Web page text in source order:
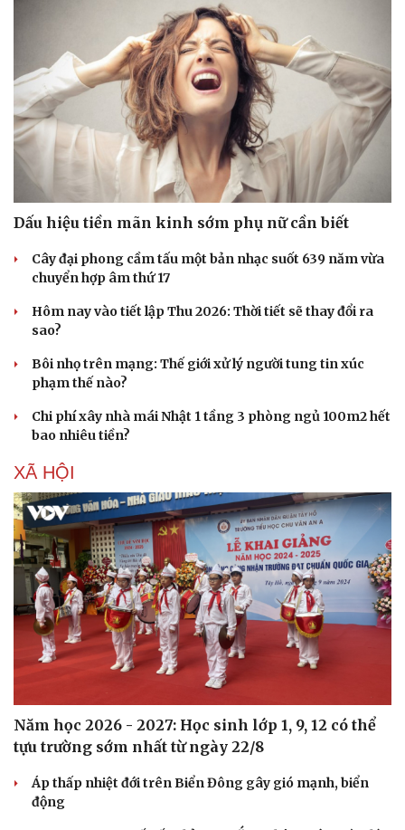
Văn hóa
Sân khấu - Điện ảnh
Văn học
Di sản
Nghệ sĩ
Dấu hiệu tiền mãn kinh sớm phụ nữ cần biết
Cây đại phong cầm tấu một bản nhạc suốt 639 năm vừa
chuyển hợp âm thứ 17
Hôm nay vào tiết lập Thu 2026: Thời tiết sẽ thay đổi ra
sao?
Bôi nhọ trên mạng: Thế giới xử lý người tung tin xúc
phạm thế nào?
Chi phí xây nhà mái Nhật 1 tầng 3 phòng ngủ 100m2 hết
bao nhiêu tiền?
XÃ HỘI
Năm học 2026 - 2027: Học sinh lớp 1, 9, 12 có thể
tựu trường sớm nhất từ ngày 22/8
Áp thấp nhiệt đới trên Biển Đông gây gió mạnh, biển
động